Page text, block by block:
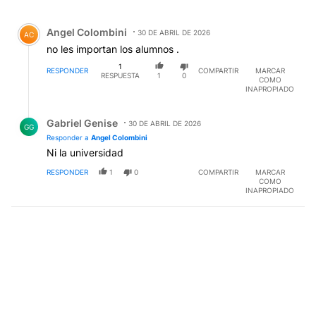
Comentario de Angel Colombini.
AC Angel Colombini 30 DE ABRIL DE 2026
no les importan los alumnos .
RESPONDER
1
RESPUESTA
1 0
COMPARTIR
MARCAR
COMO
INAPROPIADO
GG Gabriel Genise
30 DE ABRIL DE 2026
Responder a Angel Colombini
Ni la universidad
RESPONDER 1 0 COMPARTIR
MARCAR
COMO
INAPROPIADO